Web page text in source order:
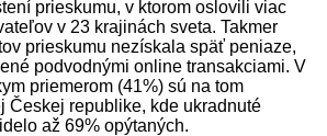
prieskumu, v ktorom oslovili viac
v 23 krajinách sveta. Takmer
prieskumu nezískala späť peniaze,
podvodnými online transakciami. V
priemerom (41%) sú na tom
Českej republike, kde ukradnuté
až 69% opýtaných.